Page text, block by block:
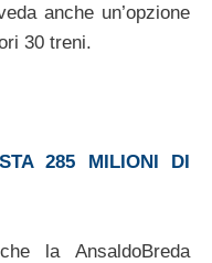
anche un’opzione
30 treni.
285 MILIONI DI
la AnsaldoBreda